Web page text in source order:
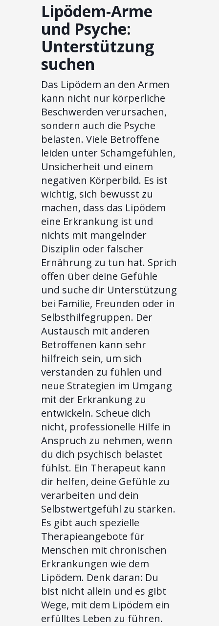
Lipödem-Arme
und Psyche:
Unterstützung
suchen
Das Lipödem an den Armen
kann nicht nur körperliche
Beschwerden verursachen,
sondern auch die Psyche
belasten. Viele Betroffene
leiden unter Schamgefühlen,
Unsicherheit und einem
negativen Körperbild. Es ist
wichtig, sich bewusst zu
machen, dass das Lipödem
eine Erkrankung ist und
nichts mit mangelnder
Disziplin oder falscher
Ernährung zu tun hat. Sprich
offen über deine Gefühle
und suche dir Unterstützung
bei Familie, Freunden oder in
Selbsthilfegruppen. Der
Austausch mit anderen
Betroffenen kann sehr
hilfreich sein, um sich
verstanden zu fühlen und
neue Strategien im Umgang
mit der Erkrankung zu
entwickeln. Scheue dich
nicht, professionelle Hilfe in
Anspruch zu nehmen, wenn
du dich psychisch belastet
fühlst. Ein Therapeut kann
dir helfen, deine Gefühle zu
verarbeiten und dein
Selbstwertgefühl zu stärken.
Es gibt auch spezielle
Therapieangebote für
Menschen mit chronischen
Erkrankungen wie dem
Lipödem. Denk daran: Du
bist nicht allein und es gibt
Wege, mit dem Lipödem ein
erfülltes Leben zu führen.